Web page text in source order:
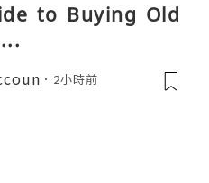
to Buying Old
2小時前